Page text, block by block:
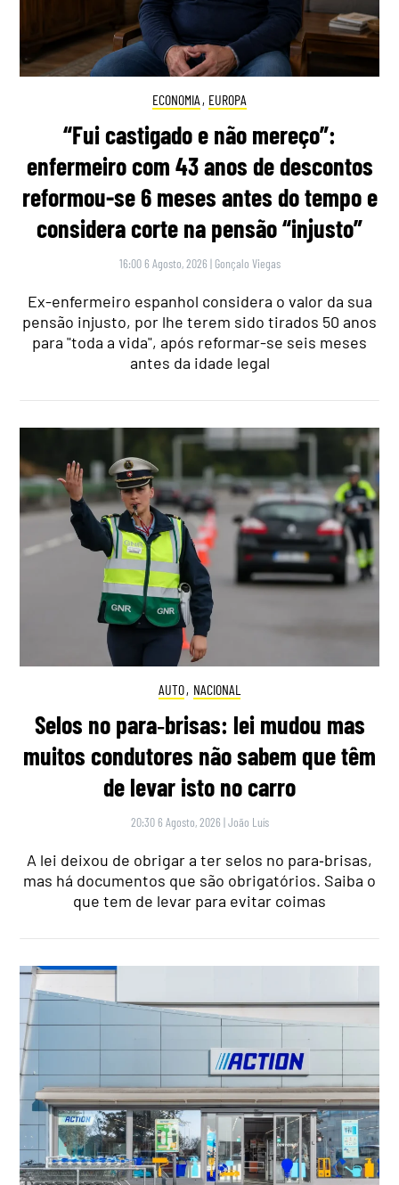
ECONOMIA , EUROPA
“Fui castigado e não mereço”:
enfermeiro com 43 anos de descontos
reformou-se 6 meses antes do tempo e
considera corte na pensão “injusto”
16:00 6 Agosto, 2026 | Gonçalo Viegas
Ex-enfermeiro espanhol considera o valor da sua
pensão injusto, por lhe terem sido tirados 50 anos
para "toda a vida", após reformar-se seis meses
antes da idade legal
AUTO, NACIONAL
Selos no para‑brisas: lei mudou mas
muitos condutores não sabem que têm
de levar isto no carro
20:30 6 Agosto, 2026 |João Luís
A lei deixou de obrigar a ter selos no para‑brisas,
mas há documentos que são obrigatórios. Saiba o
que tem de levar para evitar coimas